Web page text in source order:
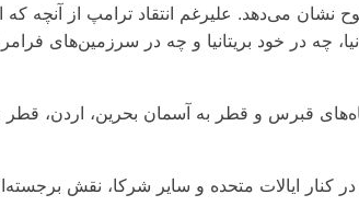
نشان می‌دهد. علیرغم انتقاد ترامپ از آنچه که
چه در خود بریتانیا و چه در سرزمین‌های
قبرس و قطر به آسمان بحرین، اردن،
در کنار ایالات متحده و سایر شرکا، نقش